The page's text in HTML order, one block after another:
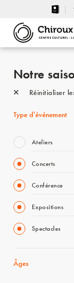
CENTRE CULTUREL -
Notre
Réinitialiser
Type d’événement
Ateliers
Concerts
Conférence
Expositions
Spectacles
Âges